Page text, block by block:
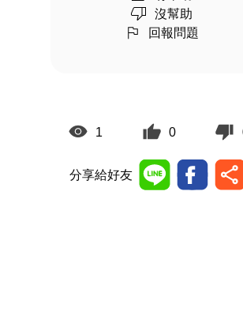
沒幫助
回報問題
1 0
分享給好友